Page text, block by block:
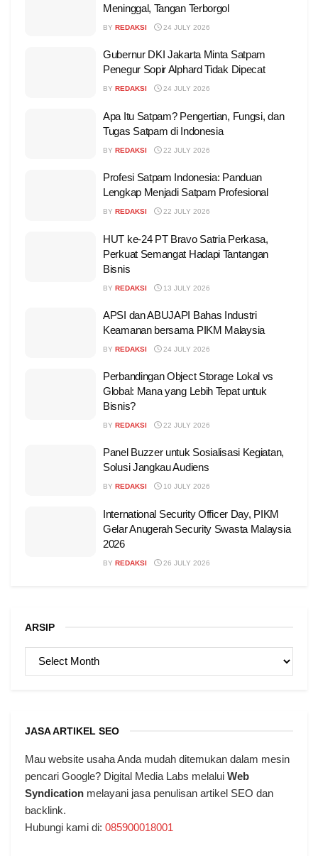
Meninggal, Tangan Terborgol
BY REDAKSI 24 JULY 2026
Gubernur DKI Jakarta Minta Satpam
Penegur Sopir Alphard Tidak Dipecat
BY REDAKSI 24 JULY 2026
Apa Itu Satpam? Pengertian, Fungsi, dan
Tugas Satpam di Indonesia
BY REDAKSI 22 JULY 2026
Profesi Satpam Indonesia: Panduan
Lengkap Menjadi Satpam Profesional
BY REDAKSI 22 JULY 2026
HUT ke-24 PT Bravo Satria Perkasa,
Perkuat Semangat Hadapi Tantangan
Bisnis
BY REDAKSI 13 JULY 2026
APSI dan ABUJAPI Bahas Industri
Keamanan bersama PIKM Malaysia
BY REDAKSI 24 JULY 2026
Perbandingan Object Storage Lokal vs
Global: Mana yang Lebih Tepat untuk
Bisnis?
BY REDAKSI 22 JULY 2026
Panel Buzzer untuk Sosialisasi Kegiatan,
Solusi Jangkau Audiens
BY REDAKSI 10 JULY 2026
International Security Officer Day, PIKM
Gelar Anugerah Security Swasta Malaysia
2026
BY REDAKSI 26 JULY 2026
ARSIP
ARSIP
JASA ARTIKEL SEO
Mau website usaha Anda mudah ditemukan dalam mesin
pencari Google? Digital Media Labs melalui Web
Syndication melayani jasa penulisan artikel SEO dan
backlink.
Hubungi kami di: 085900018001